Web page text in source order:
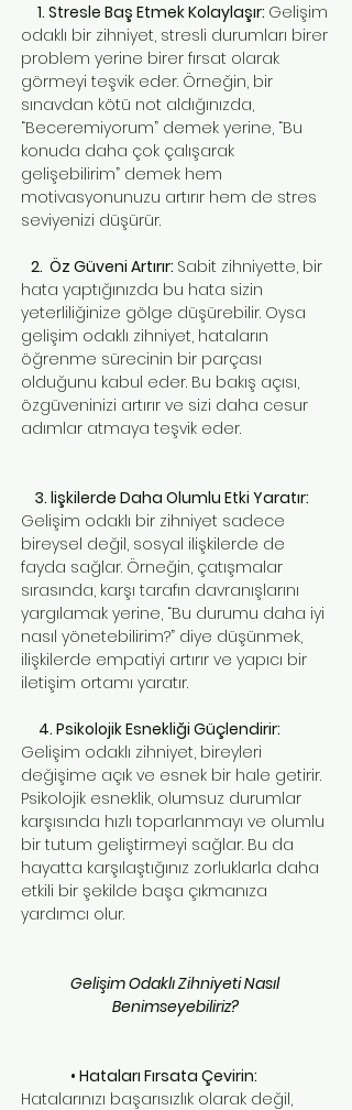
1. Stresle Baş Etmek Kolaylaşır: Gelişim
odaklı bir zihniyet, stresli durumları birer
problem yerine birer fırsat olarak
görmeyi teşvik eder. Örneğin, bir
sınavdan kötü not aldığınızda,
“Beceremiyorum” demek yerine, “Bu
konuda daha çok çalışarak
gelişebilirim” demek hem
motivasyonunuzu artırır hem de stres
seviyenizi düşürür.
2. Öz Güveni Artırır: Sabit zihniyette, bir
hata yaptığınızda bu hata sizin
yeterliliğinize gölge düşürebilir. Oysa
gelişim odaklı zihniyet, hataların
öğrenme sürecinin bir parçası
olduğunu kabul eder. Bu bakış açısı,
özgüveninizi artırır ve sizi daha cesur
adımlar atmaya teşvik eder.
3. lişkilerde Daha Olumlu Etki Yaratır:
Gelişim odaklı bir zihniyet sadece
bireysel değil, sosyal ilişkilerde de
fayda sağlar. Örneğin, çatışmalar
sırasında, karşı tarafın davranışlarını
yargılamak yerine, “Bu durumu daha iyi
nasıl yönetebilirim?” diye düşünmek,
ilişkilerde empatiyi artırır ve yapıcı bir
iletişim ortamı yaratır.
4. Psikolojik Esnekliği Güçlendirir:
Gelişim odaklı zihniyet, bireyleri
değişime açık ve esnek bir hale getirir.
Psikolojik esneklik, olumsuz durumlar
karşısında hızlı toparlanmayı ve olumlu
bir tutum geliştirmeyi sağlar. Bu da
hayatta karşılaştığınız zorluklarla daha
etkili bir şekilde başa çıkmanıza
yardımcı olur.
Gelişim Odaklı Zihniyeti Nasıl
Benimseyebiliriz?
• Hataları Fırsata Çevirin:
Hatalarınızı başarısızlık olarak değil,